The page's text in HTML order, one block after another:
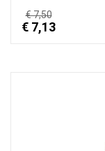
€ 7,50
€ 7,13